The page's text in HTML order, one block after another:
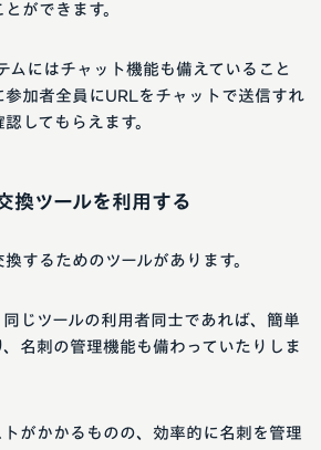
ができます。
ムにはチャット機能も備えていること
加者全員にURLをチャットで送信すれ
してもらえます。
換ツールを利用する
するためのツールがあります。
じツールの利用者同士であれば、簡単
名刺の管理機能も備わっていたりしま
がかかるものの、効率的に名刺を管理